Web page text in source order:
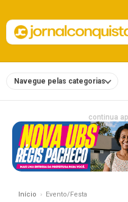
Navegue pelas categorias
continua
Início Evento/Festa